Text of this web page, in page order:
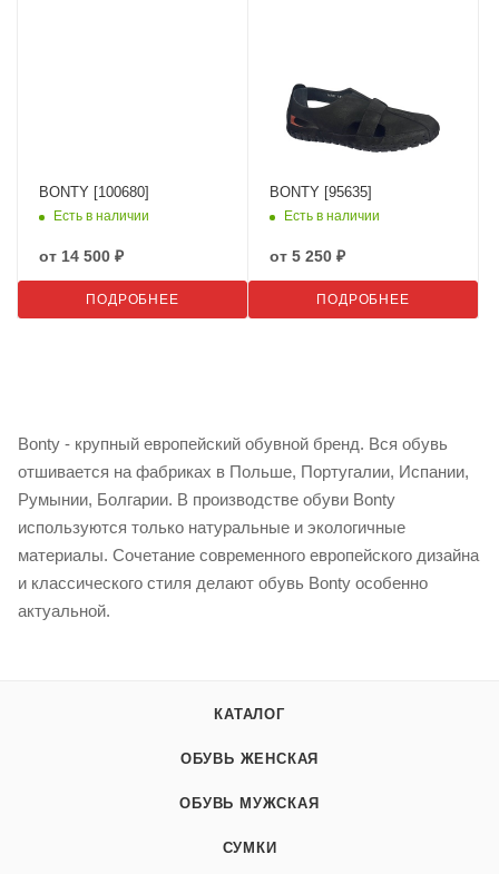
BONTY [100680]
Есть в наличии
от 14 500 ₽
ПОДРОБНЕЕ
BONTY [95635]
Есть в наличии
от 5 250 ₽
ПОДРОБНЕЕ
Bonty - крупный европейский обувной бренд. Вся обувь
отшивается на фабриках в Польше, Португалии, Испании,
Румынии, Болгарии. В производстве обуви Bonty
используются только натуральные и экологичные
материалы. Сочетание современного европейского дизайна
и классического стиля делают обувь Bonty особенно
актуальной.
КАТАЛОГ
ОБУВЬ ЖЕНСКАЯ
ОБУВЬ МУЖСКАЯ
СУМКИ